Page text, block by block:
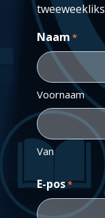
Naam *
Voornaam
Van
E-pos*